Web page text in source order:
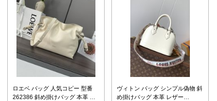
ロエベ バッグ 人気コピー 型番
262386 斜め掛けバッグ 本革 柔
ヴィトン バッグ シンプル偽物 斜
め掛けバッグ 本革 レザー